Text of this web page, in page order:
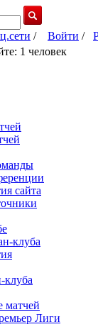
/ Войти /
1 человек
сайта
клуба
клуба
матчей
Лиги